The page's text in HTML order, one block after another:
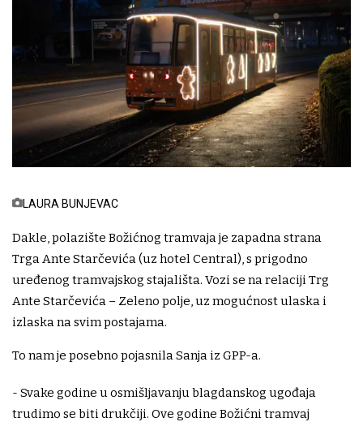
LAURA BUNJEVAC
Dakle, polazište Božićnog tramvaja je zapadna strana
Trga Ante Starčevića (uz hotel Central), s prigodno
uređenog tramvajskog stajališta. Vozi se na relaciji Trg
Ante Starčevića – Zeleno polje, uz mogućnost ulaska i
izlaska na svim postajama.
To nam je posebno pojasnila Sanja iz GPP-a.
- Svake godine u osmišljavanju blagdanskog ugođaja
trudimo se biti drukčiji. Ove godine Božićni tramvaj